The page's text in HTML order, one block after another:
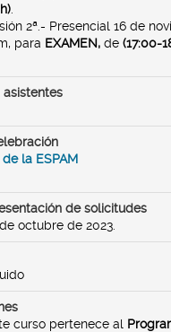
2ª.- Presencial 16 de
para EXAMEN, de (17:00-
asistentes
la ESPAM
de solicitudes
octubre de 2023.
curso pertenece al